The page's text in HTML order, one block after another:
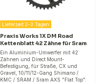
Lieferzeit 2-3 Tagen
Praxis Works 1X DM Road
Kettenblatt 42 Zähne für Sram
Ein Aluminium-Umwerfer mit 42
Zähnen und Direct Mount-
Befestigung, für Straße, CX und
Gravel, 10/11/12-Gang Shimano /
KMC / SRAM / Sram AXS "Flat Top".